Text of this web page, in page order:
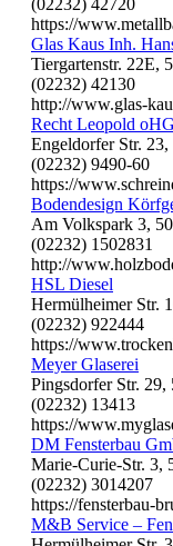
https://
Glas Kaus Inh.
Tiergartenstr. 22E,
(02232) 42130
http://www.glas-
Recht Leopold oHG
Engeldorfer Str.
(02232) 9490-60
https://
Bodendesign
Am Volkspark 3,
(02232) 1502831
http://
HSL Diesel
Hermülheimer Str.
(02232) 922444
https://
Meyer Glaserei
Pingsdorfer Str.
(02232) 13413
https://
DM Fensterbau
Marie-Curie-Str. 3,
(02232) 3014207
https://fensterbau-
M&B Service –